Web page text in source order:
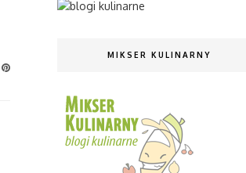
MIKSER KULINARNY